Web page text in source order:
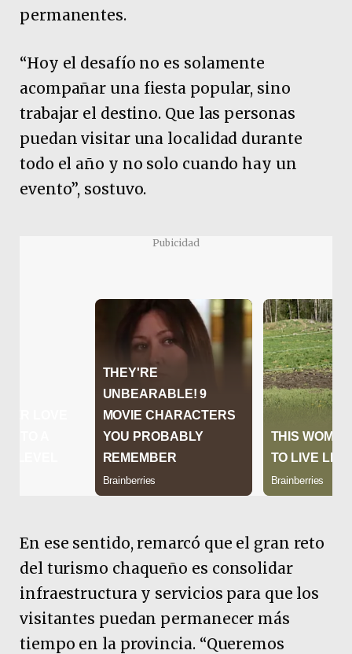
permanentes.
“Hoy el desafío no es solamente
acompañar una fiesta popular, sino
trabajar el destino. Que las personas
puedan visitar una localidad durante
todo el año y no solo cuando hay un
evento”, sostuvo.
Pubicidad
En ese sentido, remarcó que el gran reto
del turismo chaqueño es consolidar
infraestructura y servicios para que los
visitantes puedan permanecer más
tiempo en la provincia. “Queremos